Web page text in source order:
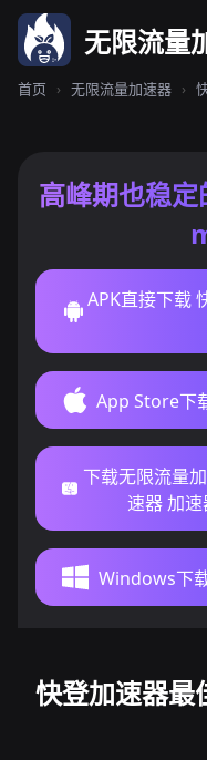
无限流量
首页 › 无限流量加速器 ›
高峰期也稳
APK直接下载
App Store下
下载无限流量
速器 加
Windows下
快登加速器